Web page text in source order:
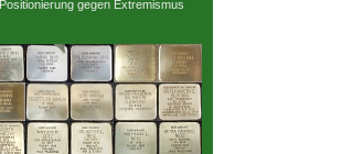
Positionierung gegen Extremismus